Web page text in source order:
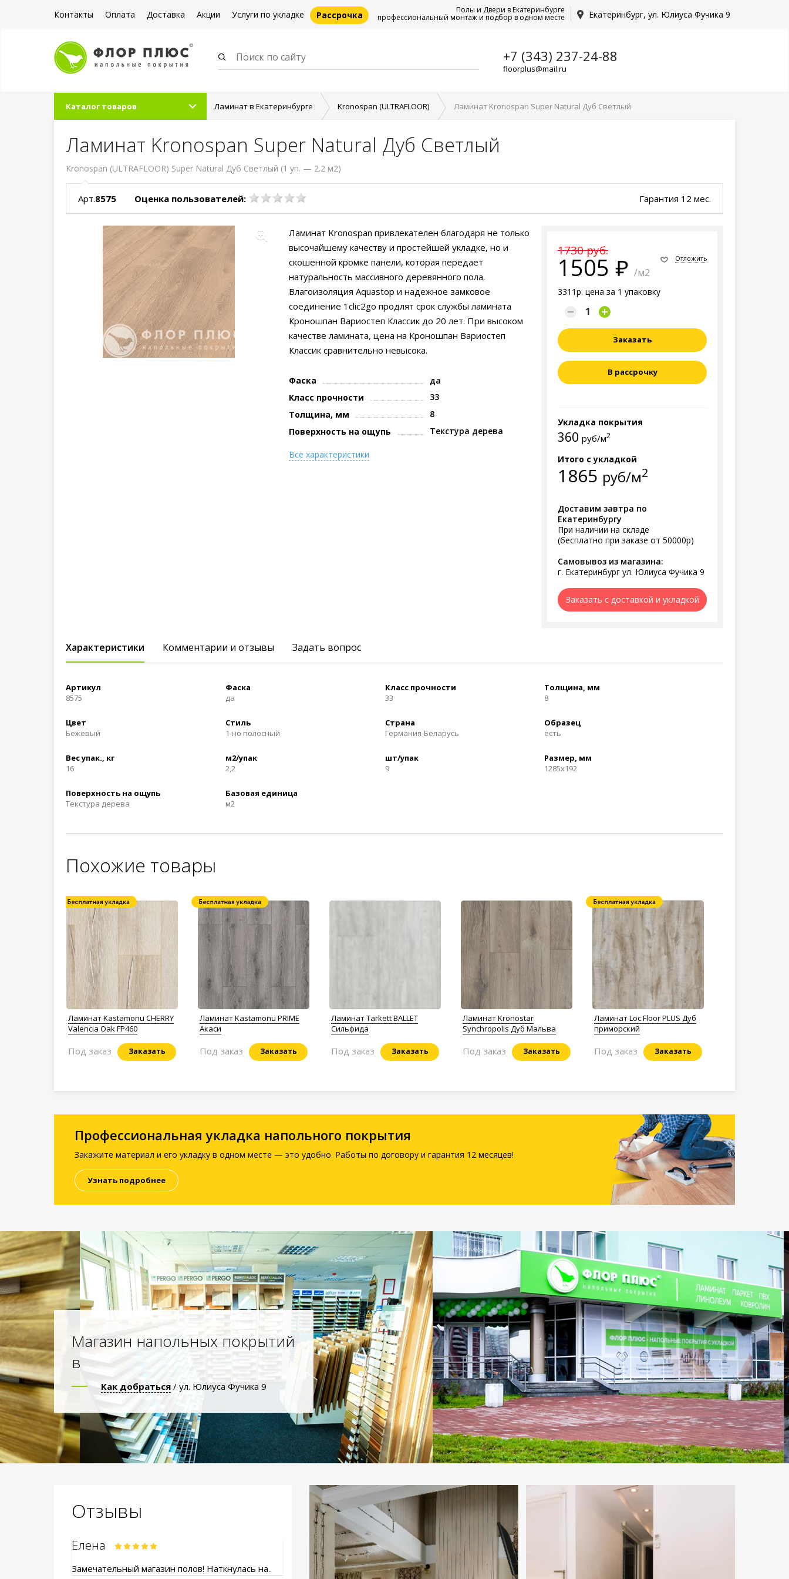
Контакты Оплата Доставка Акции Услуги по укладке Рассрочка Екатеринбург, ул. Юлиуса Фучика 9
Полы и Двери в Екатеринбурге
профессиональный монтаж и подбор в одном месте
+7 (343) 237-24-88
floorplus@mail.ru
Каталог товаров Ламинат в Екатеринбурге Kronospan (ULTRAFLOOR) Ламинат Kronospan Super Natural Дуб Светлый
Ламинат Kronospan Super Natural Дуб Светлый
Kronospan (ULTRAFLOOR) Super Natural Дуб Светлый (1 уп. — 2.2 м2)
Арт.8575 Оценка пользователей: Гарантия 12 мес.
1730 руб.
1505 /м2
3311р. цена за 1 упаковку
Отложить
Заказать
В рассрочку
Укладка покрытия
360 руб/м2
Итого с укладкой
1865 руб/м2
Доставим завтра по
Екатеринбургу
При наличии на складе
(бесплатно при заказе от 50000р)
Самовывоз из магазина:
г. Екатеринбург ул. Юлиуса Фучика 9
Заказать с доставкой и укладкой
Ламинат Kronospan привлекателен благодаря не только
высочайшему качеству и простейшей укладке, но и
скошенной кромке панели, которая передает
натуральность массивного деревянного пола.
Влагоизоляция Aquastop и надежное замковое
соединение 1clic2go продлят срок службы ламината
Кроношпан Вариостеп Классик до 20 лет. При высоком
качестве ламината, цена на Кроношпан Вариостеп
Классик сравнительно невысока.
Фаска
да
Класс прочности
33
Толщина, мм
8
Поверхность на ощупь
Текстура дерева
Все характеристики
Характеристики Комментарии и отзывы Задать вопрос
Артикул
8575
Фаска
да
Класс прочности
33
Толщина, мм
8
Цвет
Бежевый
Стиль
1-но полосный
Страна
Германия-Беларусь
Образец
есть
Вес упак., кг
16
м2/упак
2,2
шт/упак
9
Размер, мм
1285x192
Поверхность на ощупь
Текстура дерева
Базовая единица
м2
Похожие товары
Ламинат Kastamonu CHERRY
Valencia Oak FP460
Заказать
Под заказ
Ламинат Kastamonu PRIME
Акаси
Заказать
Под заказ
Ламинат Tarkett BALLET
Сильфида
Заказать
Под заказ
Ламинат Kronostar
Synchropolis Дуб Мальва
Заказать
Под заказ
Ламинат Loc Floor PLUS Дуб
приморский
Заказать
Под заказ
Профессиональная укладка напольного покрытия
Закажите материал и его укладку в одном месте — это удобно. Работы по договору и гарантия 12 месяцев!
Узнать подробнее
Магазин напольных покрытий
в
Как добраться / ул. Юлиуса Фучика 9
Отзывы
Елена
Замечательный магазин полов! Наткнулась на..